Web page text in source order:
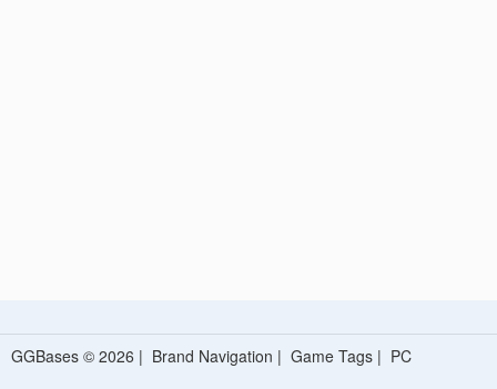
GGBases © 2026 | Brand Navigation | Game Tags | PC